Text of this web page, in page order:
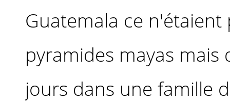
Guatemala ce n'étaient
pyramides mayas mais
jours dans une famille